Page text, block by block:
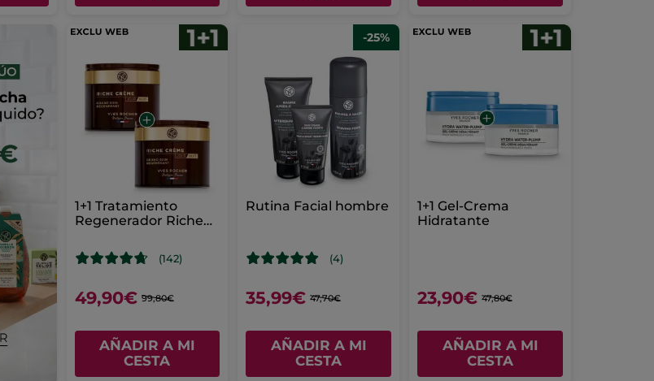
1+1 Tratamiento
Regenerador Riche
(142)
49,90€ 99,80€
AÑADIR A MI
CESTA
-25%
Rutina Facial hombre
(4)
35,99€ 47,70€
AÑADIR A MI
CESTA
1+1 Gel-Crema
Hidratante
23,90€ 47,80€
AÑADIR A MI
CESTA